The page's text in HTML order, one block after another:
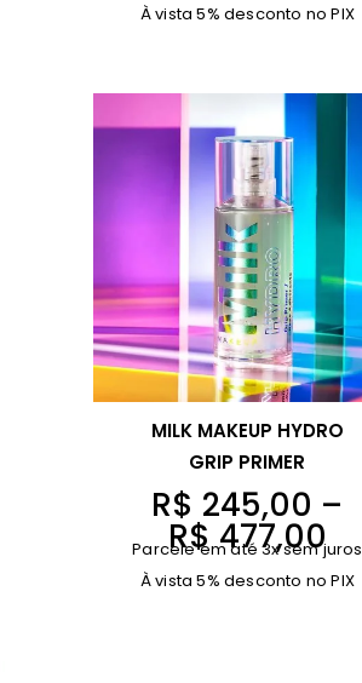
À vista 5% desconto no PIX
MILK MAKEUP HYDRO
GRIP PRIMER
R$ 245,00 –
R$477,00
F
a
i
x
Parcele em até 3x sem juros
À vista 5% desconto no PIX